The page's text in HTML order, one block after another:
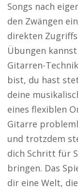
Songs nach
den Zwängen
direkten
Übungen
Gitarren-
bist, du hast
deine
eines flexiblen
Gitarre
und trotzdem
dich Schritt für
bringen. Das
dir eine Welt,